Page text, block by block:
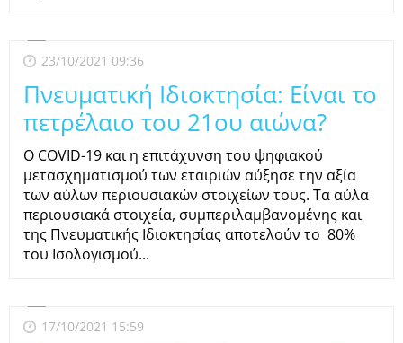
23/10/2021 09:36
Πνευματική Ιδιοκτησία: Είναι το
πετρέλαιο του 21ου αιώνα?
Ο COVID-19 και η επιτάχυνση του ψηφιακού
μετασχηματισμού των εταιριών αύξησε την αξία
των αύλων περιουσιακών στοιχείων τους. Τα αύλα
περιουσιακά στοιχεία, συμπεριλαμβανομένης και
της Πνευματικής Ιδιοκτησίας αποτελούν το 80%
του Ισολογισμού...
17/10/2021 15:59